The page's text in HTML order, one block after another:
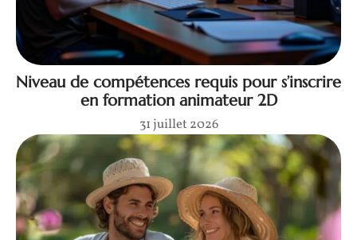
Niveau de compétences requis pour s’inscrire
en formation animateur 2D
31 juillet 2026